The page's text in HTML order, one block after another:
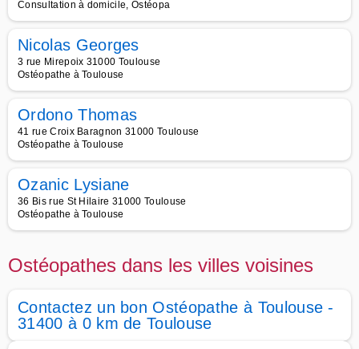
Consultation à domicile, Ostéopa
Nicolas Georges
3 rue Mirepoix 31000 Toulouse
Ostéopathe à Toulouse
Ordono Thomas
41 rue Croix Baragnon 31000 Toulouse
Ostéopathe à Toulouse
Ozanic Lysiane
36 Bis rue St Hilaire 31000 Toulouse
Ostéopathe à Toulouse
Ostéopathes dans les villes voisines
Contactez un bon Ostéopathe à Toulouse -
31400 à 0 km de Toulouse